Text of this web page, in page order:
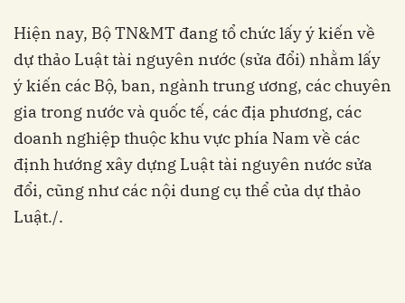
Hiện nay, Bộ TN&MT đang tổ chức lấy ý kiến về
dự thảo Luật tài nguyên nước (sửa đổi) nhằm lấy
ý kiến các Bộ, ban, ngành trung ương, các chuyên
gia trong nước và quốc tế, các địa phương, các
doanh nghiệp thuộc khu vực phía Nam về các
định hướng xây dựng Luật tài nguyên nước sửa
đổi, cũng như các nội dung cụ thể của dự thảo
Luật./.